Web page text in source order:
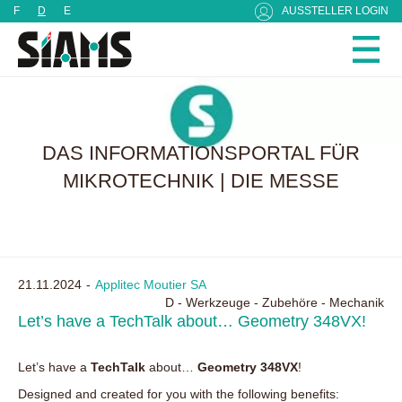
F D E AUSSTELLER LOGIN
DAS INFORMATIONSPORTAL FÜR
MIKROTECHNIK | DIE MESSE
21.11.2024
Applitec Moutier SA
D - Werkzeuge - Zubehöre - Mechanik
Let’s have a TechTalk about… Geometry 348VX!
Let’s have a TechTalk about… Geometry 348VX!
Designed and created for you with the following benefits:
Cookie-Einstellungen